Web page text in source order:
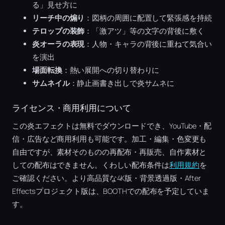
る」見せ方に
リーチ中の煽り ：図柄の周囲に配置して緊張感を持続
テロップの装飾 ：「激アツ」等の文字の背後に敷く
炎オーラの表現：人物・キャラの背後に重ねて気合い
を演出
場面転換：熱い展開への切り替わりに
サムネイル：静止画書き出しで炎サムネに
ライセンス・商用利用について
この炎エフェクトは無料でダウンロードでき、YouTube・配
信・広告など商用利用も可能です。加工・編集・色変更も
自由ですが、素材そのものの再配布・再販売、自作素材と
しての配布はできません。くわしい配布条件は利用規約を
ご確認ください。より高品質な4K版・背景透過版・After
Effectsプロジェクト版は、BOOTHでの配布を予定していま
す。